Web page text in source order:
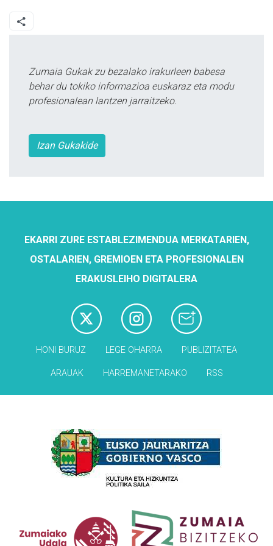
Zumaia Gukak zu bezalako irakurleen babesa
behar du tokiko informazioa euskaraz eta modu
profesionalean lantzen jarraitzeko.
Izan Gukakide
EKARRI ZURE ESTABLEZIMENDUA MERKATARIEN,
OSTALARIEN, GREMIOEN ETA PROFESIONALEN
ERAKUSLEIHO DIGITALERA
HONI BURUZ LEGE OHARRA PUBLIZITATEA
ARAUAK HARREMANETARAKO RSS